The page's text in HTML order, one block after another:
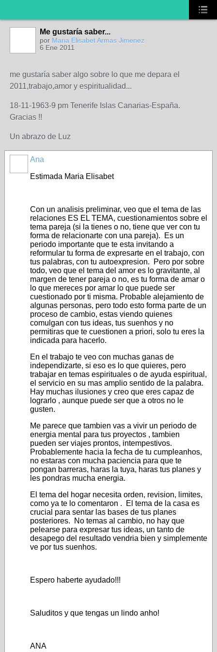
Me gustaría saber...
por Maria Elisabet Armas Jimenez
6 Ene 2011
me gustaría saber algo sobre lo que me depara el
2011,trabajo,amor y espiritualidad...
18-11-1963-9 pm Tenerife Islas Canarias-España.
Gracias !!
Un abrazo de Luz
Ana
Estimada Maria Elisabet
Con un analisis preliminar, veo que el tema de las
relaciones ES EL TEMA, cuestionamientos sobre el
tema pareja (si la tienes o no, tiene que ver con tu
forma de relacionarte con una pareja). Es un
periodo importante que te esta invitando a
reformular tu forma de expresarte en el trabajo, con
tus palabras, con tu autoexpresion. Pero por sobre
todo, veo que el tema del amor es lo gravitante, al
margen de tener pareja o no, es tu forma de amar o
lo que mereces por amar lo que puede ser
cuestionado por ti misma. Probable alejamiento de
algunas personas, pero todo esto forma parte de un
proceso de cambio, estas viendo quienes
comulgan con tus ideas, tus suenhos y no
permitiras que te cuestionen a priori, solo tu eres la
indicada para hacerlo.
En el trabajo te veo con muchas ganas de
independizarte, si eso es lo que quieres, pero
trabajar en temas espirituales o de ayuda espiritual,
el servicio en su mas amplio sentido de la palabra.
Hay muchas ilusiones y creo que eres capaz de
lograrlo , aunque puede ser que a otros no le
gusten.
Me parece que tambien vas a vivir un periodo de
energia mental para tus proyectos , tambien
pueden ser viajes prontos, intempestivos.
Probablemente hacia la fecha de tu cumpleanhos,
no estaras con mucha paciencia para que te
pongan barreras, haras la tuya, haras tus planes y
les pondras mucha energia.
El tema del hogar necesita orden, revision, limites,
como ya te lo comentaron . El tema de la casa es
crucial para sentar las bases de tus planes
posteriores. No temas al cambio, no hay que
pelearse para expresar tus ideas, un tanto de
desapego del resultado vendria bien y simplemente
ve por tus suenhos.
Espero haberte ayudado!!!
Saluditos y que tengas un lindo anho!
ANA